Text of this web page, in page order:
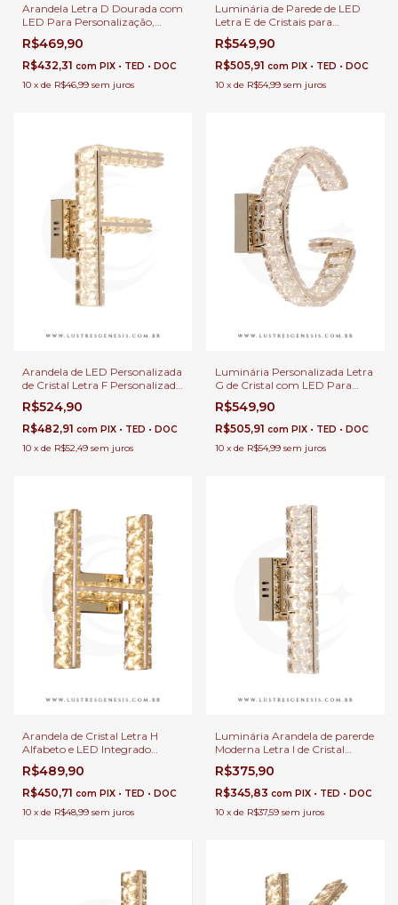
Arandela Letra D Dourada com
LED Para Personalização,
Decoração, Cabeceira de
Cama, Corredor e Quartos
Infantil
R$469,90
R$432,31 com PIX • TED • DOC
10 x de R$46,99 sem juros
Luminária de Parede de LED
Letra E de Cristais para
Decoração, Cabeceira de
Cama, Corredor, Escritório e
Quartos
R$549,90
R$505,91 com PIX • TED • DOC
10 x de R$54,99 sem juros
Arandela de LED Personalizada
de Cristal Letra F Personalizada
Dourada Para Quartos Infantil,
Escritórios e Cabeceira de
Cama
R$524,90
R$482,91 com PIX • TED • DOC
10 x de R$52,49 sem juros
Luminária Personalizada Letra
G de Cristal com LED Para
Festas, Quartos Infantil,
Cabeceira de Cama e Sala de
Estar
R$549,90
R$505,91 com PIX • TED • DOC
10 x de R$54,99 sem juros
Arandela de Cristal Letra H
Alfabeto e LED Integrado
Decoração Quartos e Cabeceira
de Cama
R$489,90
R$450,71 com PIX • TED • DOC
10 x de R$48,99 sem juros
Luminária Arandela de parerde
Moderna Letra I de Cristal
Brilhante Dourado Decoração
Cabeceira de Cama e Quartos
Infantil
R$375,90
R$345,83 com PIX • TED • DOC
10 x de R$37,59 sem juros